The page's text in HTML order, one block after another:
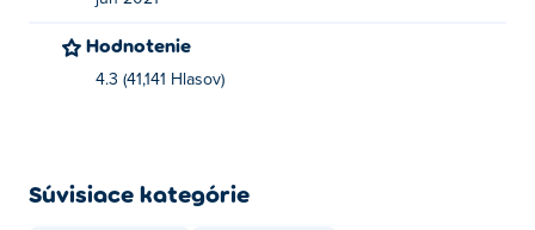
Hodnotenie
4.3 (41,141 Hlasov)
Súvisiace kategórie